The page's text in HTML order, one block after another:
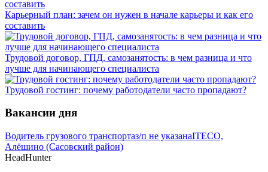
Карьерный план: зачем он нужен в начале карьеры и как его
составить
Трудовой договор, ГПД, самозанятость: в чем разница и что
лучше для начинающего специалиста
Трудовой гостинг: почему работодатели часто пропадают?
Вакансии дня
Водитель грузового транспортаз/п не указанаITECO,
Алёшино (Сасовский район)
HeadHunter